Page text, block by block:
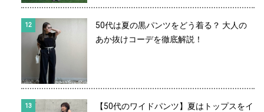
50代は夏の黒パンツをどう着る？ 大人の
あか抜けコーデを徹底解説！
【50代のワイドパンツ】夏はトップスをイ